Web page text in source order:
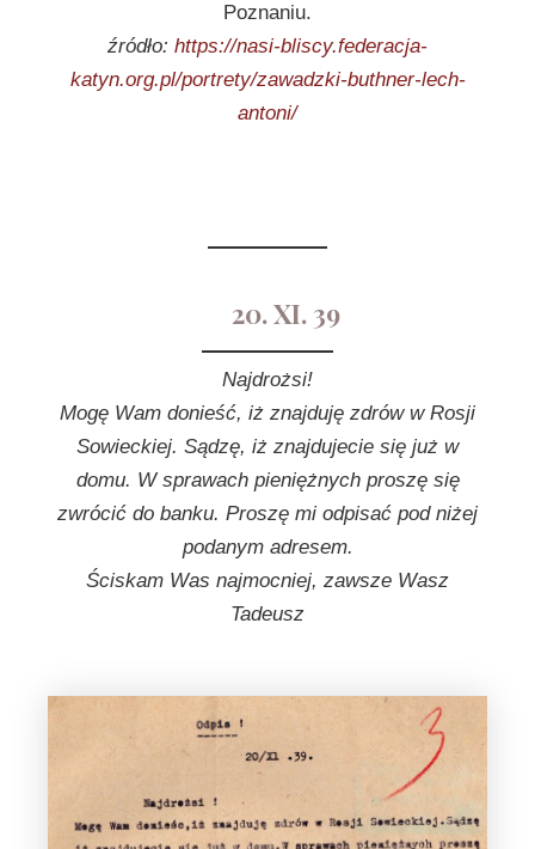
Poznaniu.
źródło: https://nasi-bliscy.federacja-
katyn.org.pl/portrety/zawadzki-buthner-lech-
antoni/
20. XI. 39
Najdrożsi!
Mogę Wam donieść, iż znajduję zdrów w Rosji
Sowieckiej. Sądzę, iż znajdujecie się już w
domu. W sprawach pieniężnych proszę się
zwrócić do banku. Proszę mi odpisać pod niżej
podanym adresem.
Ściskam Was najmocniej, zawsze Wasz
Tadeusz